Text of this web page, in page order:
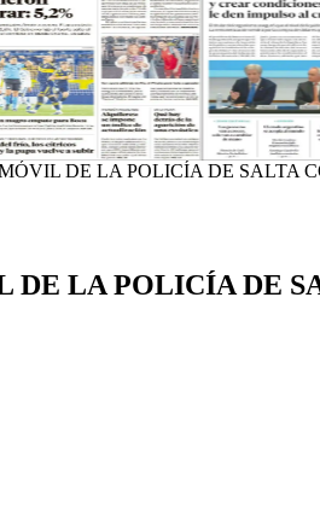
DE LA POLICÍA DE SALTA
DE LA POLICÍA DE